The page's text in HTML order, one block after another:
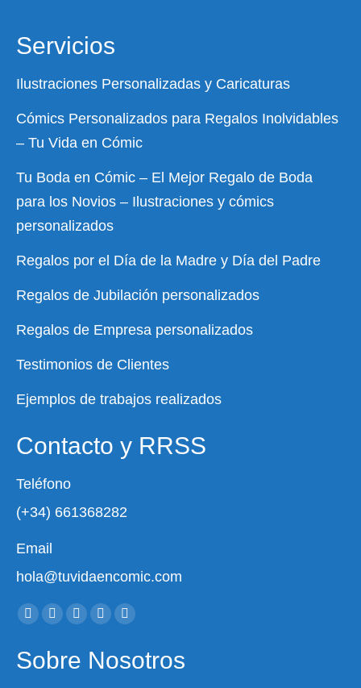
Servicios
Ilustraciones Personalizadas y Caricaturas
Cómics Personalizados para Regalos Inolvidables
– Tu Vida en Cómic
Tu Boda en Cómic – El Mejor Regalo de Boda
para los Novios – Ilustraciones y cómics
personalizados
Regalos por el Día de la Madre y Día del Padre
Regalos de Jubilación personalizados
Regalos de Empresa personalizados
Testimonios de Clientes
Ejemplos de trabajos realizados
Contacto y RRSS
Teléfono
(+34) 661368282
Email
hola@tuvidaencomic.com
Encuéntranos en:
Facebook
opens
X
opens
YouTube
opens
Instagram
opens
Whatsapp
opens
Sobre Nosotros